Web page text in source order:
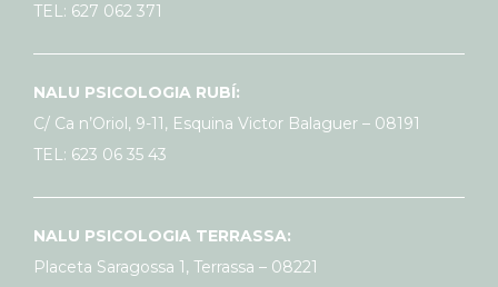
TEL: 627 062 371
NALU PSICOLOGIA RUBÍ:
C/ Ca n’Oriol, 9-11, Esquina Victor Balaguer – 08191
TEL: 623 06 35 43
NALU PSICOLOGIA TERRASSA:
Placeta Saragossa 1, Terrassa – 08221